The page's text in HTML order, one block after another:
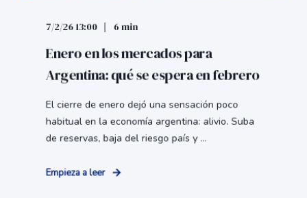
7/2/26 13:00 6 min
Enero en los mercados para
Argentina: qué se espera en febrero
El cierre de enero dejó una sensación poco
habitual en la economía argentina: alivio. Suba
de reservas, baja del riesgo país y ...
Empieza a leer